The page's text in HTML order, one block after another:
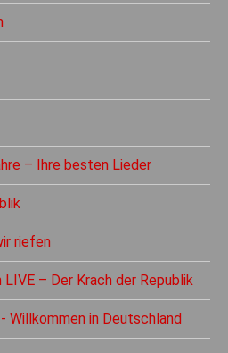
– Ihre besten Lieder
riefen
– Der Krach der Republik
Willkommen in Deutschland